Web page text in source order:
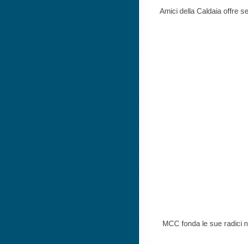
Amici della Caldaia offre
MCC fonda le sue radici